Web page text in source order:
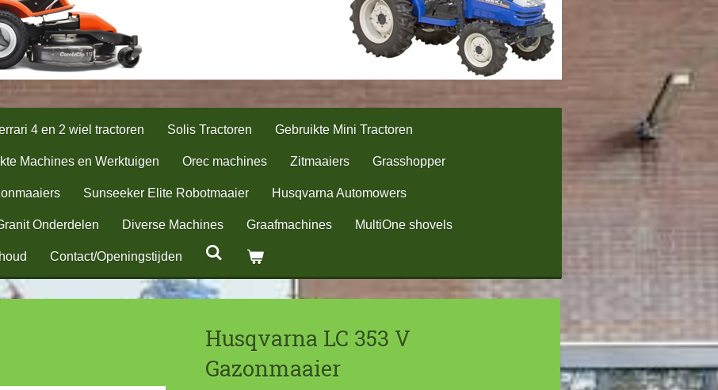
4 en 2 wiel tractoren Solis Tractoren Gebruikte Mini Tractoren
Machines en Werktuigen Orec machines Zitmaaiers Grasshopper
Sunseeker Elite Robotmaaier Husqvarna Automowers
Onderdelen Diverse Machines Graafmachines MultiOne shovels
Contact/Openingstijden
Husqvarna LC 353 V
Gazonmaaier